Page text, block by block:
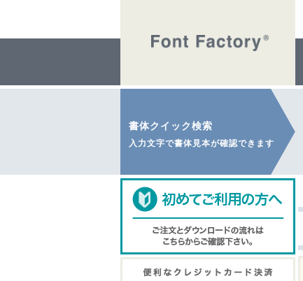
書体クイック検索
入力文字で書体見本が確認できます